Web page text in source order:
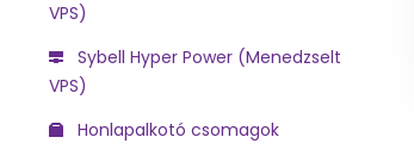
VPS)
Sybell Hyper Power (Menedzselt
VPS)
Honlapalkotó csomagok